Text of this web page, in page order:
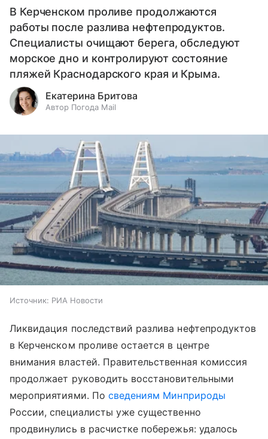
В Керченском проливе продолжаются
работы после разлива нефтепродуктов.
Специалисты очищают берега, обследуют
морское дно и контролируют состояние
пляжей Краснодарского края и Крыма.
Екатерина Бритова
Автор Погода Mail
Источник: РИА Новости
Ликвидация последствий разлива нефтепродуктов
в Керченском проливе остается в центре
внимания властей. Правительственная комиссия
продолжает руководить восстановительными
мероприятиями. По сведениям Минприроды
России, специалисты уже существенно
продвинулись в расчистке побережья: удалось